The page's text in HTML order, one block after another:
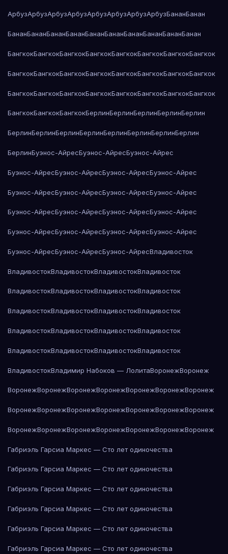
АрбузАрбузАрбузАрбузАрбузАрбузАрбузАрбузБананБанан
БананБананБананБананБананБананБананБананБананБанан
БангкокБангкокБангкокБангкокБангкокБангкокБангкокБангкок
БангкокБангкокБангкокБангкокБангкокБангкокБангкокБангкок
БангкокБангкокБангкокБангкокБангкокБангкокБангкокБангкок
БангкокБангкокБангкокБерлинБерлинБерлинБерлинБерлин
БерлинБерлинБерлинБерлинБерлинБерлинБерлинБерлин
БерлинБуэнос-АйресБуэнос-АйресБуэнос-Айрес
Буэнос-АйресБуэнос-АйресБуэнос-АйресБуэнос-Айрес
Буэнос-АйресБуэнос-АйресБуэнос-АйресБуэнос-Айрес
Буэнос-АйресБуэнос-АйресБуэнос-АйресБуэнос-Айрес
Буэнос-АйресБуэнос-АйресБуэнос-АйресБуэнос-Айрес
Буэнос-АйресБуэнос-АйресБуэнос-АйресВладивосток
ВладивостокВладивостокВладивостокВладивосток
ВладивостокВладивостокВладивостокВладивосток
ВладивостокВладивостокВладивостокВладивосток
ВладивостокВладивостокВладивостокВладивосток
ВладивостокВладивостокВладивостокВладивосток
ВладивостокВладимир Набоков — ЛолитаВоронежВоронеж
ВоронежВоронежВоронежВоронежВоронежВоронежВоронеж
ВоронежВоронежВоронежВоронежВоронежВоронежВоронеж
ВоронежВоронежВоронежВоронежВоронежВоронежВоронеж
Габриэль Гарсиа Маркес — Сто лет одиночества
Габриэль Гарсиа Маркес — Сто лет одиночества
Габриэль Гарсиа Маркес — Сто лет одиночества
Габриэль Гарсиа Маркес — Сто лет одиночества
Габриэль Гарсиа Маркес — Сто лет одиночества
Габриэль Гарсиа Маркес — Сто лет одиночества